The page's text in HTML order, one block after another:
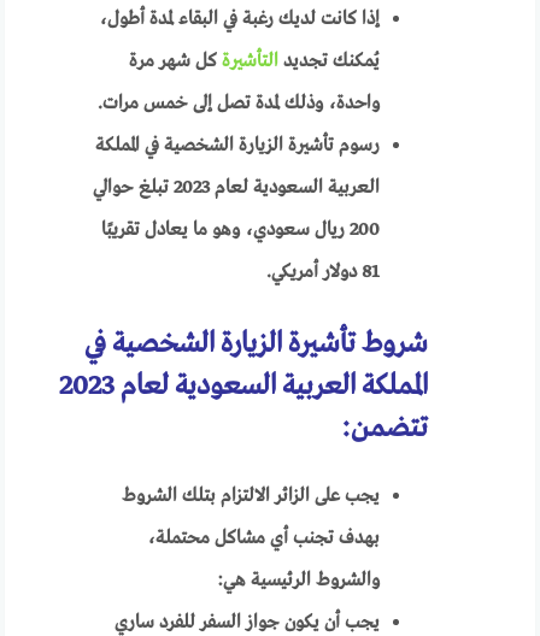
إذا كانت لديك رغبة في البقاء لمدة أطول،
يُمكنك تجديدالتأشيرة كل شهر مرة
واحدة، وذلك لمدة تصل إلى خمس مرات.
رسوم تأشيرة الزيارة الشخصية في المملكة
العربية السعودية لعام 2023 تبلغ حوالي
200 ريال سعودي، وهو ما يعادل تقريبًا
81 دولار أمريكي.
شروط تأشيرة الزيارة الشخصية في
المملكة العربية السعودية لعام 2023
تتضمن:
يجب على الزائر الالتزام بتلك الشروط
بهدف تجنب أي مشاكل محتملة،
والشروط الرئيسية هي:
يجب أن يكون جواز السفر للفرد ساري